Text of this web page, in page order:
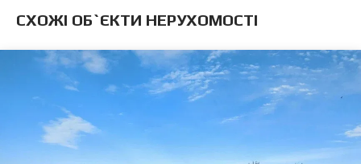
CХОЖІ ОБ`ЄКТИ НЕРУХОМОСТІ